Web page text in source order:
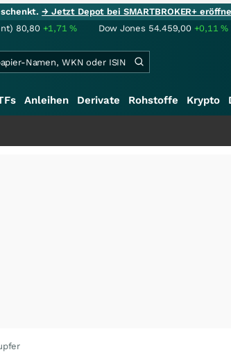
→ Jetzt Depot bei SMARTBROKER+
80,80 +1,71% Dow Jones 54.459,00 +0,11%
Anleihen Derivate Rohstoffe Krypto